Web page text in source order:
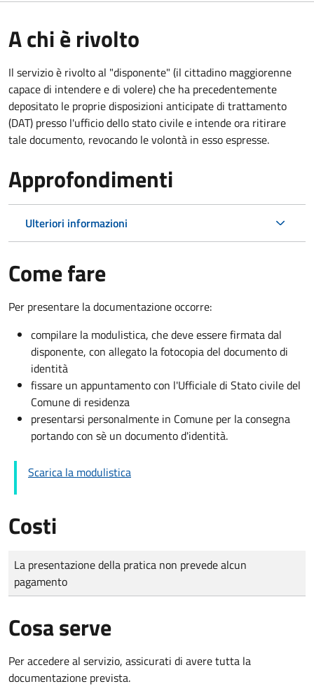
A chi è rivolto
Il servizio è rivolto al "disponente" (il cittadino maggiorenne
capace di intendere e di volere) che ha precedentemente
depositato le proprie disposizioni anticipate di trattamento
(DAT) presso l'ufficio dello stato civile e intende ora ritirare
tale documento, revocando le volontà in esso espresse.
Approfondimenti
Ulteriori informazioni
Come fare
Per presentare la documentazione occorre:
compilare la modulistica, che deve essere firmata dal
disponente, con allegato la fotocopia del documento di
identità
fissare un appuntamento con l'Ufficiale di Stato civile del
Comune di residenza
presentarsi personalmente in Comune per la consegna
portando con sè un documento d'identità.
Scarica la modulistica
Costi
Tipo di pagamento
Importo
La presentazione della pratica non prevede alcun
pagamento
Cosa serve
Per accedere al servizio, assicurati di avere tutta la
documentazione prevista.